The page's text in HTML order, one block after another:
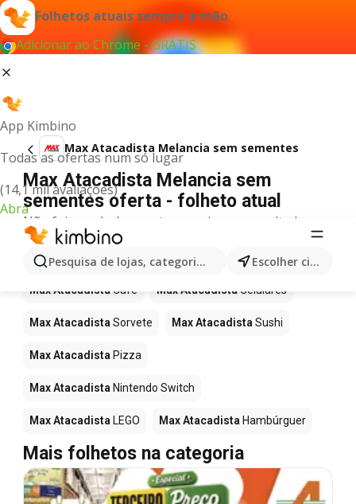
Folhetos atuais sempre à mão
Adicionar ao Chrome - GRÁTIS
App Kimbino
Todas as ofertas num só lugar
(14,1 mil avaliações)
Abra
Pesquisa de lojas, categorias,produtos... Escolher cidade
Max Atacadista Melancia sem sementes
Max Atacadista Melancia sem
sementes oferta - folheto atual
Não foi possível encontrar quaisquer resultados
para este termo.
Mais produtos em Max Atacadista
Max Atacadista Café Max Atacadista Celulares
Max Atacadista Sorvete Max Atacadista Sushi
Max Atacadista Pizza
Max Atacadista Nintendo Switch
Max Atacadista LEGO Max Atacadista Hambúrguer
Mais folhetos na categoria